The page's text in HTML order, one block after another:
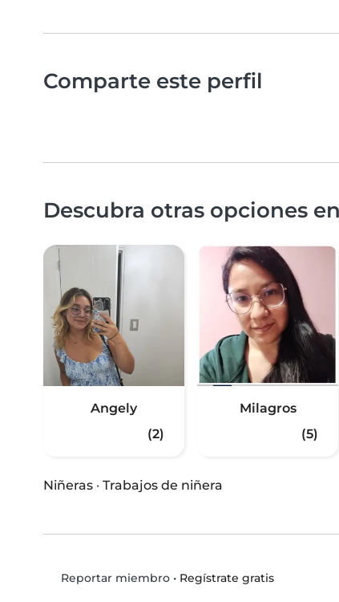
Comparte este perfil
Descubra otras opciones
Angely
(2)
Milagros
(5)
Niñeras · Trabajos de niñera
Reportar miembro• Regístrate gratis